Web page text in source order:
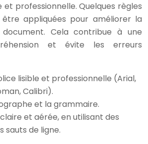
et professionnelle. Quelques règles
appliquées pour améliorer la
Cela contribue à une
et évite les erreurs
lisible et professionnelle (Arial,
Calibri).
et la grammaire.
et aérée, en utilisant des
sauts de ligne.